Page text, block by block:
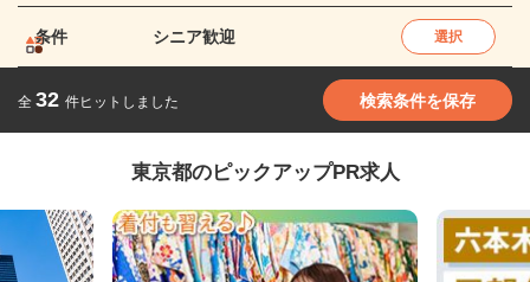
条件 シニア歓迎 選択
全 32 件ヒットしました 検索条件を保存
東京都のピックアップPR求人